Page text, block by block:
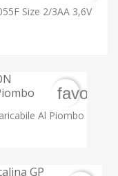
Size 2/3AA 3,6V
Al Piombo